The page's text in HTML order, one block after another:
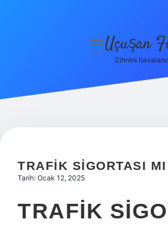
Hakkımızda
menüyü
Uçuşan
Zihnini
TRAFIK SIGORTASI
Tarih: Ocak 12, 2025
TRAFIK